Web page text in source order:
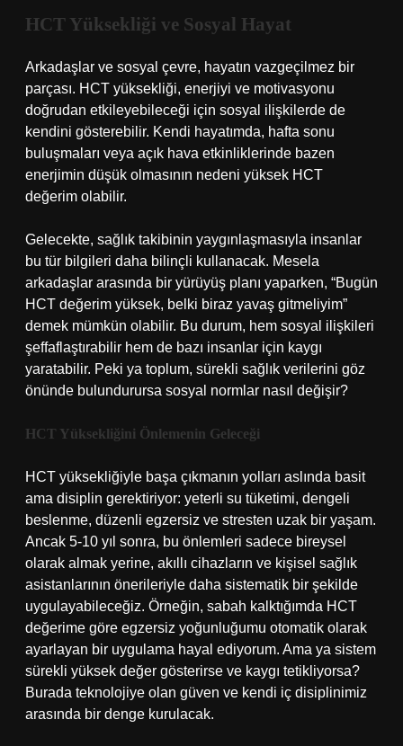
HCT Yüksekliği ve Sosyal Hayat
Arkadaşlar ve sosyal çevre, hayatın vazgeçilmez bir
parçası. HCT yüksekliği, enerjiyi ve motivasyonu
doğrudan etkileyebileceği için sosyal ilişkilerde de
kendini gösterebilir. Kendi hayatımda, hafta sonu
buluşmaları veya açık hava etkinliklerinde bazen
enerjimin düşük olmasının nedeni yüksek HCT
değerim olabilir.
Gelecekte, sağlık takibinin yaygınlaşmasıyla insanlar
bu tür bilgileri daha bilinçli kullanacak. Mesela
arkadaşlar arasında bir yürüyüş planı yaparken, “Bugün
HCT değerim yüksek, belki biraz yavaş gitmeliyim”
demek mümkün olabilir. Bu durum, hem sosyal ilişkileri
şeffaflaştırabilir hem de bazı insanlar için kaygı
yaratabilir. Peki ya toplum, sürekli sağlık verilerini göz
önünde bulundurursa sosyal normlar nasıl değişir?
HCT Yüksekliğini Önlemenin Geleceği
HCT yüksekliğiyle başa çıkmanın yolları aslında basit
ama disiplin gerektiriyor: yeterli su tüketimi, dengeli
beslenme, düzenli egzersiz ve stresten uzak bir yaşam.
Ancak 5-10 yıl sonra, bu önlemleri sadece bireysel
olarak almak yerine, akıllı cihazların ve kişisel sağlık
asistanlarının önerileriyle daha sistematik bir şekilde
uygulayabileceğiz. Örneğin, sabah kalktığımda HCT
değerime göre egzersiz yoğunluğumu otomatik olarak
ayarlayan bir uygulama hayal ediyorum. Ama ya sistem
sürekli yüksek değer gösterirse ve kaygı tetikliyorsa?
Burada teknolojiye olan güven ve kendi iç disiplinimiz
arasında bir denge kurulacak.